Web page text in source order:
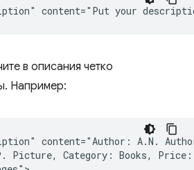
в описания четко
Например:
content="Author: A.N.
Picture, Category: Books,